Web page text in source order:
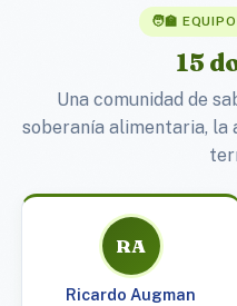
🧑‍🏫
15
Una comunidad de
soberanía alimentaria, la
RA
Ricardo Augman